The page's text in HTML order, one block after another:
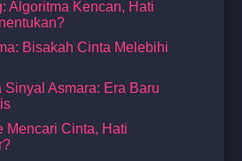
Algoritma Kencan, Hati
Bisakah Cinta Melebihi
Sinyal Asmara: Era Baru
Mencari Cinta, Hati